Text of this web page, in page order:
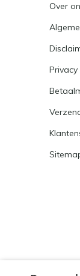
Over
Privacy